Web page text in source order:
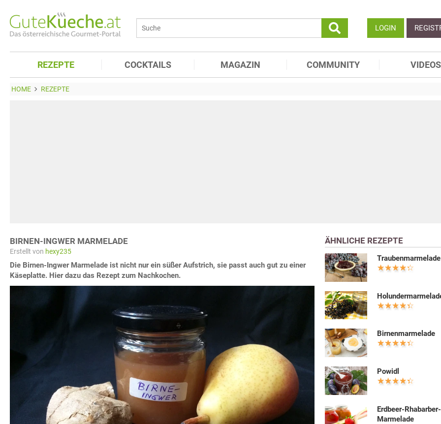
LOGIN
REZEPTE COCKTAILS MAGAZIN COMMUNITY VIDEOS
HOME REZEPTE
BIRNEN-INGWER MARMELADE
Erstellt von hexy235
Die Birnen-Ingwer Marmelade ist nicht nur ein süßer Aufstrich, sie passt auch gut zu einer
Käseplatte. Hier dazu das Rezept zum Nachkochen.
ÄHNLICHE REZEPTE
Traubenmarmelade
Birnenmarmelade
Powidl
Erdbeer-Rhabarber-
Marmelade